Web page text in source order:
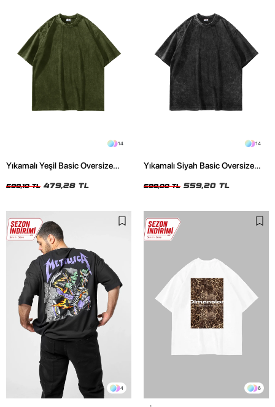
14
Yıkamalı Yeşil Basic Oversize
599,10 TL 479,28 TL
14
Yıkamalı Siyah Basic Oversize
699,00 TL 559,20 TL
4 6